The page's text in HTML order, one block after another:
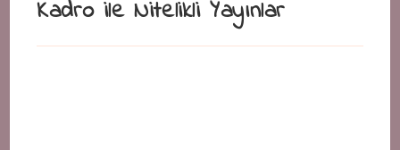
Kadro ile Nitelikli Yayınlar